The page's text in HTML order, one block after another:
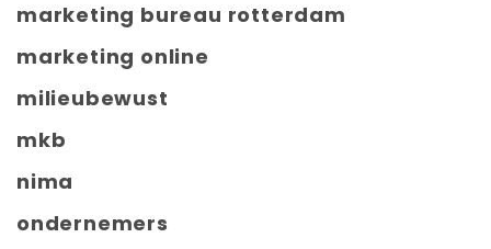
marketing bureau rotterdam
marketing online
milieubewust
mkb
nima
ondernemers